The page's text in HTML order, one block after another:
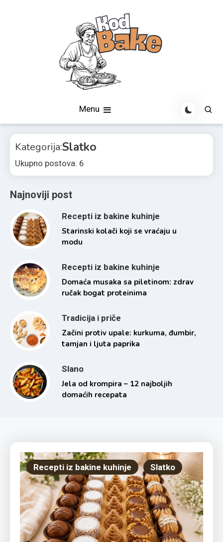
Menu
Kategorija:Slatko
Ukupno postova: 6
Najnoviji post
Recepti iz bakine kuhinje
Starinski kolači koji se vraćaju u
modu
Recepti iz bakine kuhinje
Domaća musaka sa piletinom: zdrav
ručak bogat proteinima
Tradicija i priče
Začini protiv upale: kurkuma, đumbir,
tamjan i ljuta paprika
Slano
Jela od krompira – 12 najboljih
domaćih recepata
Recepti iz bakine kuhinje Slatko